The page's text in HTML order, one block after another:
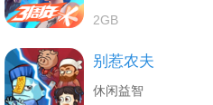
2GB
别惹农夫
休闲益智